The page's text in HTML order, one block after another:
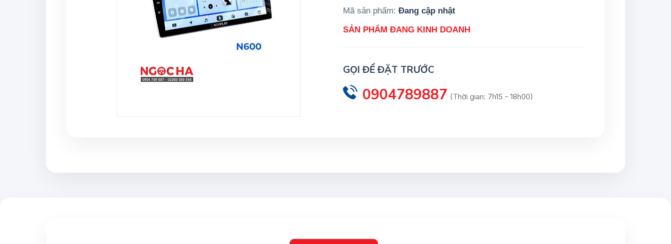
Mã sản phẩm: Đang cập nhật
SẢN PHẨM ĐANG KINH DOANH
GỌI ĐỂ ĐẶT TRƯỚC
0904789887 (Thời gian: 7h15 - 18h00)